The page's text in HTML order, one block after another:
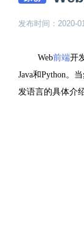
发布时间：2020-
Web前端开
Java和Python。
发语言的具体介